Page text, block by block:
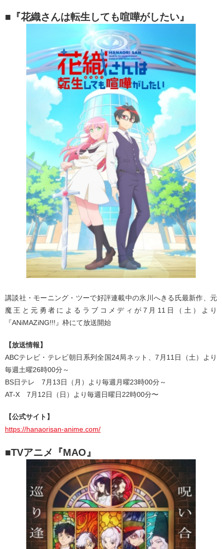
■『花織さんは転生しても喧嘩がしたい』
講談社・モーニング・ツーで好評連載中の氷川へきる氏最新作、元
魔王と元勇者によるラブコメディが7月11日（土）より
『ANiMAZiNG!!!』枠にて放送開始
【放送情報】
ABCテレビ・テレビ朝日系列全国24局ネット、7月11日（土）より
毎週土曜26時00分～
BS日テレ 7月13日（月）より毎週月曜23時00分～
AT-X 7月12日（日）より毎週日曜日22時00分〜
【公式サイト】
https://hanaorisan-anime.com/
■TVアニメ『MAO』